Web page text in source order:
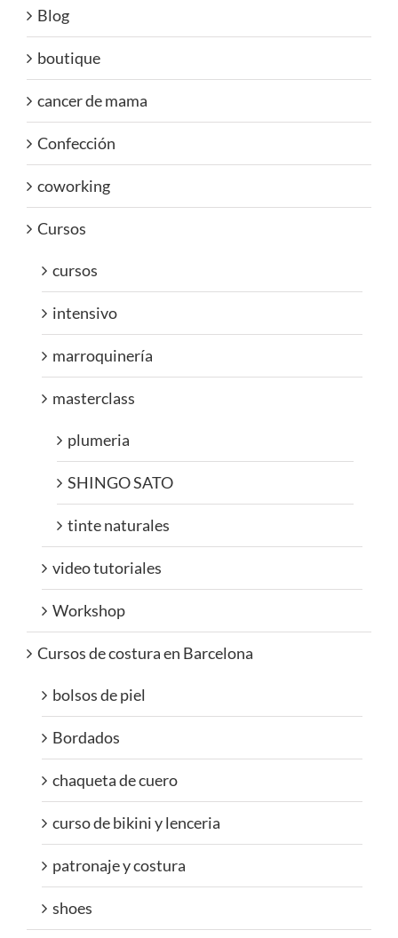
Blog
boutique
cancer de mama
Confección
coworking
Cursos
cursos
intensivo
marroquinería
masterclass
plumeria
SHINGO SATO
tinte naturales
video tutoriales
Workshop
Cursos de costura en Barcelona
bolsos de piel
Bordados
chaqueta de cuero
curso de bikini y lenceria
patronaje y costura
shoes